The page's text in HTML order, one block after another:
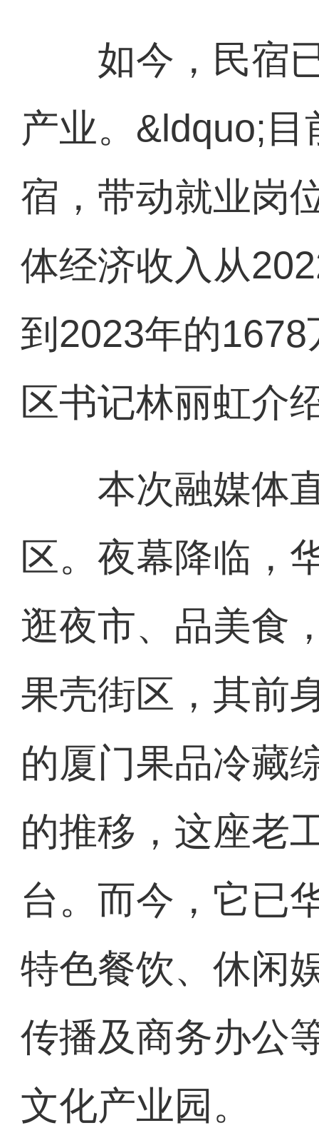
如今，民宿已
产业。&ldquo;
宿，带动就业岗
体经济收入从
到2023年的
区书记林丽虹介
本次融媒体直
区。夜幕降临，
逛夜市、品美食
果壳街区，其前
的厦门果品冷藏
的推移，这座老
台。而今，它已
特色餐饮、休闲
传播及商务办公
文化产业园。